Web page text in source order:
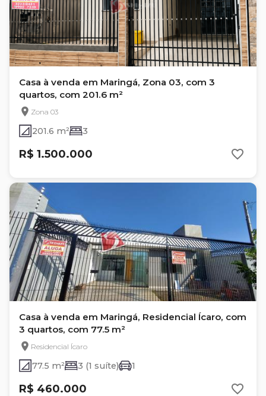
Casa à venda em Maringá, Zona 03, com 3
quartos, com 201.6 m²
Zona 03
201.6 m² 3
R$ 1.500.000
Casa à venda em Maringá, Residencial Ícaro, com
3 quartos, com 77.5 m²
Residencial Ícaro
77.5 m² 3 (1 suíte) 1
R$ 460.000